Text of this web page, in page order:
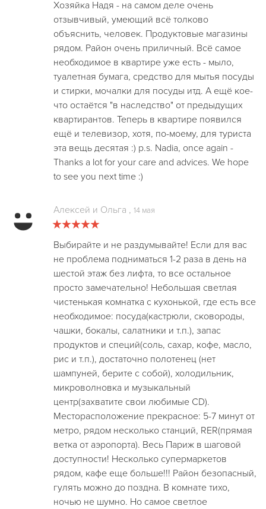
Хозяйка Надя - на самом деле очень
отзывчивый, умеющий всё толково
объяснить, человек. Продуктовые магазины
рядом. Район очень приличный. Всё самое
необходимое в квартире уже есть - мыло,
туалетная бумага, средство для мытья посуды
и стирки, мочалки для посуды итд. А ещё кое-
что остаётся "в наследство" от предыдущих
квартирантов. Теперь в квартире появился
ещё и телевизор, хотя, по-моему, для туриста
эта вещь десятая :) p.s. Nadia, once again -
Thanks a lot for your care and advices. We hope
to see you next time :)
Алексей и Ольга , 14 мая
Выбирайте и не раздумывайте! Если для вас
не проблема подниматься 1-2 раза в день на
шестой этаж без лифта, то все остальное
просто замечательно! Небольшая светлая
чистенькая комнатка с кухонькой, где есть все
необходимое: посуда(кастрюли, сковороды,
чашки, бокалы, салатники и т.п.), запас
продуктов и специй(соль, сахар, кофе, масло,
рис и т.п.), достаточно полотенец (нет
шампуней, берите с собой), холодильник,
микроволновка и музыкальный
центр(захватите свои любимые CD).
Месторасположение прекрасное: 5-7 минут от
метро, рядом несколько станций, RER(прямая
ветка от аэропорта). Весь Париж в шаговой
доступности! Несколько супермаркетов
рядом, кафе еще больше!!! Район безопасный,
гулять можно до поздна. В комнате тихо,
ночью не шумно. Но самое светлое